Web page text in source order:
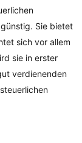
Sie bietet
sich vor allem
sie in erster
verdienenden